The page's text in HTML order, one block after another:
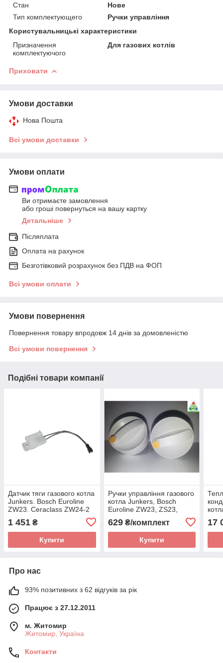
Стан
Нове
Тип комплектующего
Ручки управління
Користувальницькі характеристики
Призначення
комплектуючого
Для газових котлів
Приховати
Умови доставки
Нова Пошта
Всі умови доставки
Умови оплати
Ви отримаєте замовлення
або гроші повернуться на вашу картку
Детальніше
Післяплата
Оплата на рахунок
Безготівковий розрахунок без ПДВ на ФОП
Всі умови оплати
Умови повернення
Повернення товару впродовж 14 днів за домовленістю
Всі умови повернення
Подібні товари компанії
Датчик тяги газового котла
Junkers. Bosch Euroline
ZW23. Ceraclass ZW24-2
1 451 ₴
Купити
Ручки управління газового
котла Junkers, Bosch
Euroline ZW23, ZS23,
629₴/комплект
Купити
14/
17
Про нас
93% позитивних з 62 відгуків за рік
Працює з 27.12.2011
м. Житомир
Житомир, Україна
Контакти